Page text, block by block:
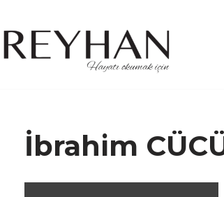
İbrahim